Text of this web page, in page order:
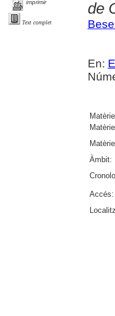
imprimir
Text complet
de
En:
Àmbit:
Accés: